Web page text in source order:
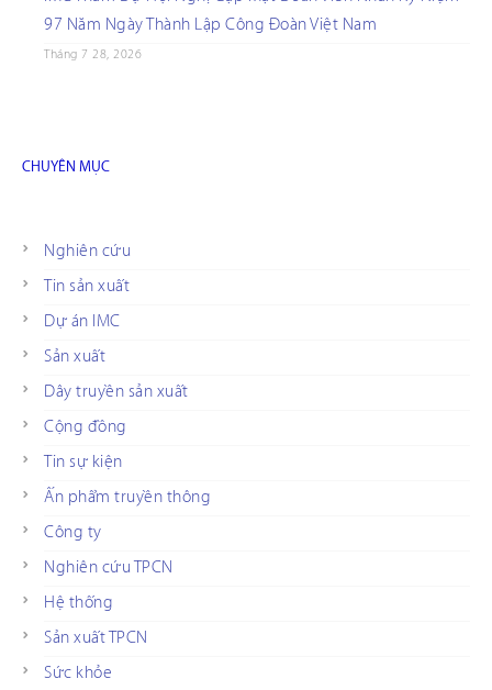
97 Năm Ngày Thành Lập Công Đoàn Việt Nam
Tháng 7 28, 2026
CHUYÊN MỤC
Nghiên cứu
Tin sản xuất
Dự án IMC
Sản xuất
Dây truyền sản xuất
Cộng đồng
Tin sự kiện
Ấn phẩm truyền thông
Công ty
Nghiên cứu TPCN
Hệ thống
Sản xuất TPCN
Sức khỏe